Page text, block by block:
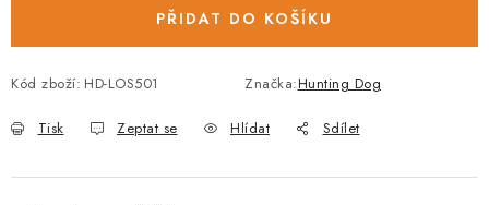
PŘIDAT DO KOŠÍKU
Kód zboží: HD-LOS501 Značka:Hunting Dog
Tisk Zeptat se Hlídat Sdílet